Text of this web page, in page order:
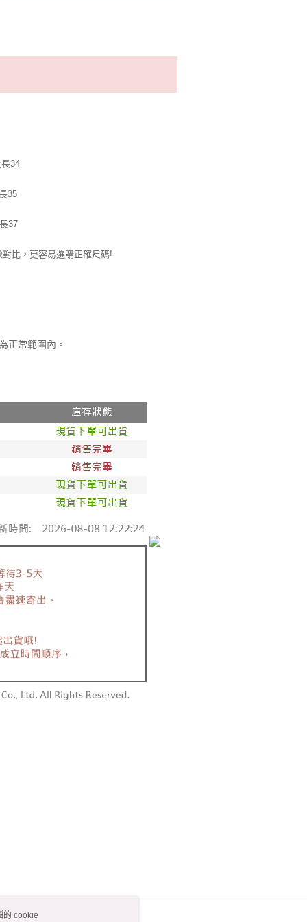
34
35
37
比，更容易選購正確尺碼!
正常範圍內。
的 cookie